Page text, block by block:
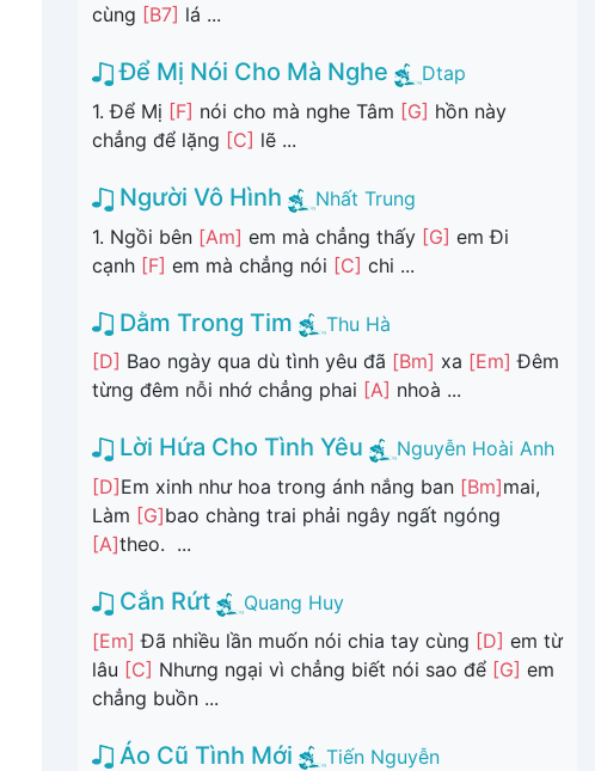
cùng [B7] lá ...
Để Mị Nói Cho Mà Nghe
Dtap
1. Để Mị [F] nói cho mà nghe Tâm [G] hồn này
chẳng để lặng [C] lẽ ...
Người Vô Hình
Nhất Trung
1. Ngồi bên [Am] em mà chẳng thấy [G] em Đi
cạnh [F] em mà chẳng nói [C] chi ...
Dằm Trong Tim
Thu Hà
[D] Bao ngày qua dù tình yêu đã [Bm] xa [Em] Đêm
từng đêm nỗi nhớ chẳng phai [A] nhoà ...
Lời Hứa Cho Tình Yêu
Nguyễn Hoài Anh
[D]Em xinh như hoa trong ánh nắng ban [Bm]mai,
Làm [G]bao chàng trai phải ngây ngất ngóng
[A]theo. ...
Cắn Rứt
Quang Huy
[Em] Đã nhiều lần muốn nói chia tay cùng [D] em từ
lâu [C] Nhưng ngại vì chẳng biết nói sao để [G] em
chẳng buồn ...
Áo Cũ Tình Mới
Tiến Nguyễn